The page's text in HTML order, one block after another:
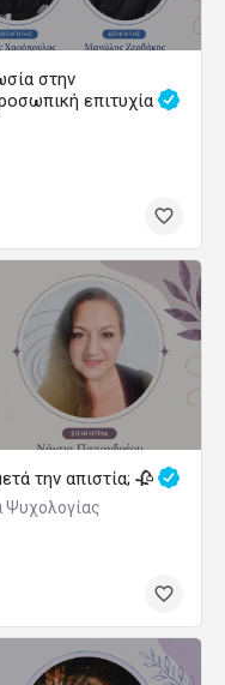
στην
επιτυχία
την απιστία; 🥀
Ψυχολογίας